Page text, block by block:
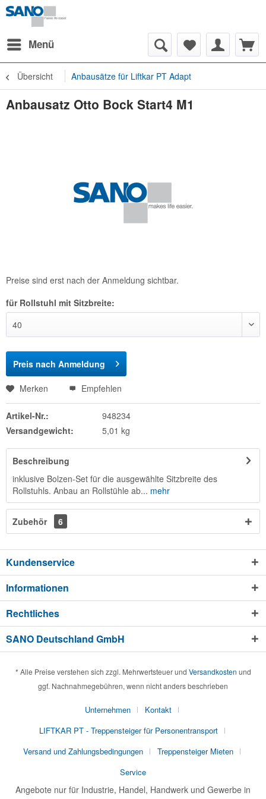
Menü
Übersicht Anbausätze für Liftkar PT Adapt
Anbausatz Otto Bock Start4 M1
Preise sind erst nach der Anmeldung sichtbar.
für Rollstuhl mit Sitzbreite:
Preis nach Anmeldung
Merken Empfehlen
Artikel-Nr.:
948234
Versandgewicht:
5,01 kg
Beschreibung
inklusive Bolzen-Set für die ausgewählte Sitzbreite des
Rollstuhls. Anbau an Rollstühle ab... mehr
Zubehör 6
Kundenservice
Informationen
Rechtliches
SANO Deutschland GmbH
* Alle Preise verstehen sich zzgl. Mehrwertsteuer und Versandkosten und
ggf. Nachnahmegebühren, wenn nicht anders beschrieben
Unternehmen
Kontakt
LIFTKAR PT - Treppensteiger für Personentransport
Versand und Zahlungsbedingungen
Treppensteiger Mieten
Service
Angebote nur für Industrie, Handel, Handwerk und Gewerbe in